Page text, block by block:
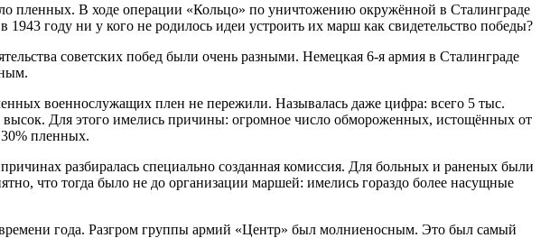
пленных. В ходе операции «Кольцо» по уничтожению окружённой в Сталинграде
году ни у кого не родилось идеи устроить их марш как свидетельство победы?
советских побед были очень разными. Немецкая 6-я армия в Сталинграде
военнослужащих плен не пережили. Называлась даже цифра: всего 5 тыс.
Для этого имелись причины: огромное число обмороженных, истощённых от
пленных.
разбиралась специально созданная комиссия. Для больных и раненых были
что тогда было не до организации маршей: имелись гораздо более насущные
года. Разгром группы армий «Центр» был молниеносным. Это был самый